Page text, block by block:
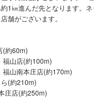
1㎞進んだ先となります。
舗がございます。
(約60m)
福山店(約100m)
福山南本庄店(約170m)
(約210m)
庄店(約250m)